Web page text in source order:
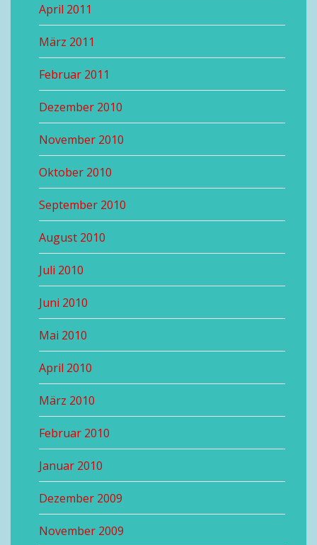
April 2011
März 2011
Februar 2011
Dezember 2010
November 2010
Oktober 2010
September 2010
August 2010
Juli 2010
Juni 2010
Mai 2010
April 2010
März 2010
Februar 2010
Januar 2010
Dezember 2009
November 2009